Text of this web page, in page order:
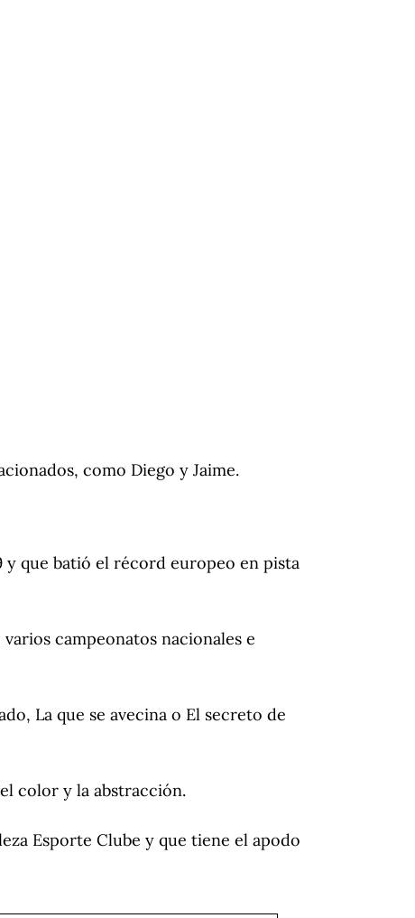
como Diego y Jaime.
y que batió el récord europeo en pista
campeonatos nacionales e
La que se avecina o El secreto de
color y la abstracción.
Esporte Clube y que tiene el apodo